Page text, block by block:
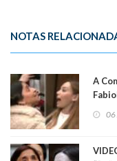
NOTAS
A
06